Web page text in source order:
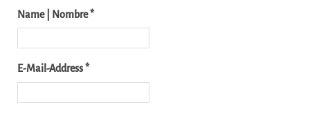
Name | Nombre *
E-Mail-Address *